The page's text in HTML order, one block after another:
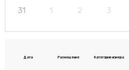
31 1 2 3
Дата Размещение Категория номера